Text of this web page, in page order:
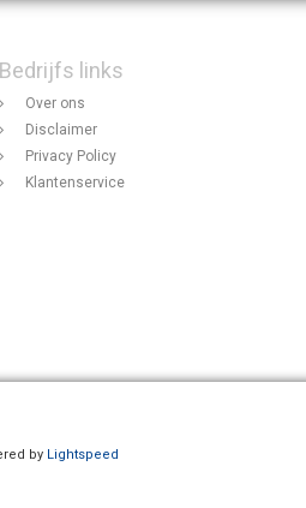
Bedrijfs links
Over ons
Disclaimer
Privacy Policy
Klantenservice
by Lightspeed